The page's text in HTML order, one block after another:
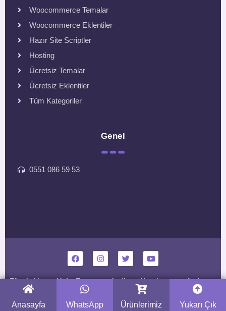
Anasayfa WhatsApp Ürünlerimiz Yukarı Çık
Woocommerce Temalar
Woocommerce Eklentiler
Hazır Site Scriptler
Hosting
Ücretsiz Temalar
Ücretsiz Eklentiler
Tüm Kategoriler
Genel
0551 086 59 53
Tüm hakları saklıdır. Tasarım ve kodlama Hepsitema tarafından
yapılmıştır.